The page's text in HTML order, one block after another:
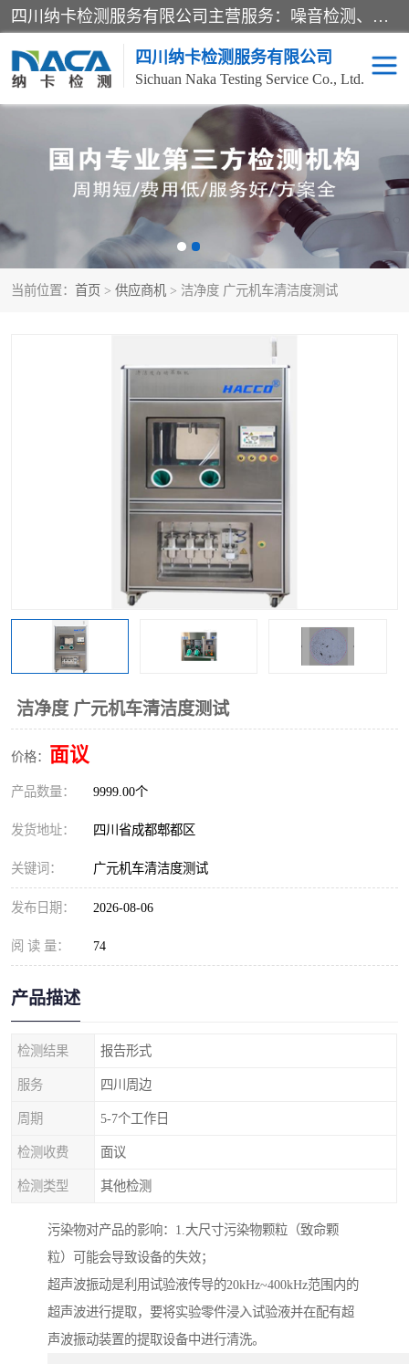
四川纳卡检测服务有限公司主营服务：噪音检测、灯光检测、防护网检测、磁性检测、无损检测、燃烧等级检测；本着严谨、规范的态度严格执行国家现行标准、规范及规程，奉行“科学公正、准确、持续改进、诚信服务”的企业价值和“科学、信誉、服务”的企业宗旨，竭诚为广大客户服务。
四川纳卡检测服务有限公司
Sichuan Naka Testing Service Co., Ltd.
当前位置： 首页 > 供应商机 > 洁净度 广元机车清洁度测试
洁净度 广元机车清洁度测试
价格： 面议
产品数量： 9999.00个
发货地址： 四川省成都郫都区
关键词： 广元机车清洁度测试
发布日期： 2026-08-06
阅 读 量： 74
产品描述
检测结果 报告形式
服务 四川周边
周期 5-7个工作日
检测收费 面议
检测类型 其他检测
污染物对产品的影响：1.大尺寸污染物颗粒（致命颗
粒）可能会导致设备的失效；
超声波振动是利用试验液传导的20kHz~400kHz范围内的
超声波进行提取，要将实验零件浸入试验液并在配有超
声波振动装置的提取设备中进行清洗。
噪音检测 灯光检测
防护网检测 磁性检测
燃烧等级检测
可靠性检测 产品检测